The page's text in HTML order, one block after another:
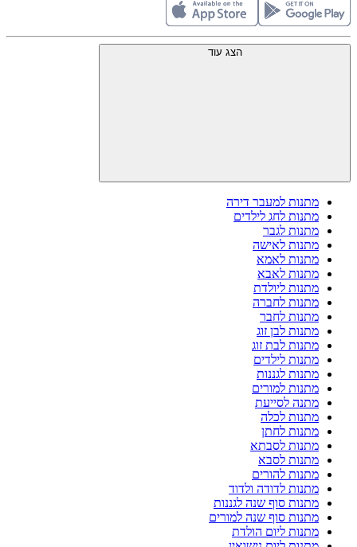
הצג עוד
מתנות למעבר דירה
מתנות לחג לילדים
מתנות לגבר
מתנות לאישה
מתנות לאמא
מתנות לאבא
מתנות ליולדת
מתנות לחברה
מתנות לחבר
מתנות לבן זוג
מתנות לבת זוג
מתנות לילדים
מתנות לגננות
מתנות למורים
מתנה לסייעת
מתנות לכלה
מתנות לחתן
מתנות לסבתא
מתנות לסבא
מתנות להורים
מתנות לדודה ולדוד
מתנות סוף שנה לגננות
מתנות סוף שנה למורים
מתנות ליום הולדת